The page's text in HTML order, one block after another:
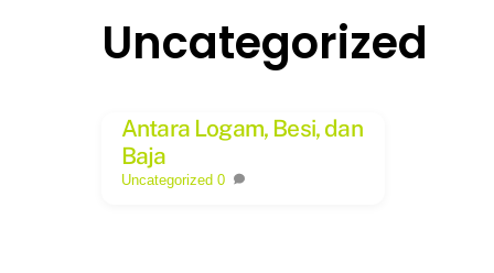
Uncategorized
Antara Logam, Besi, dan
Baja
Uncategorized 0